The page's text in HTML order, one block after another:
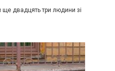
двадцять три людини зі